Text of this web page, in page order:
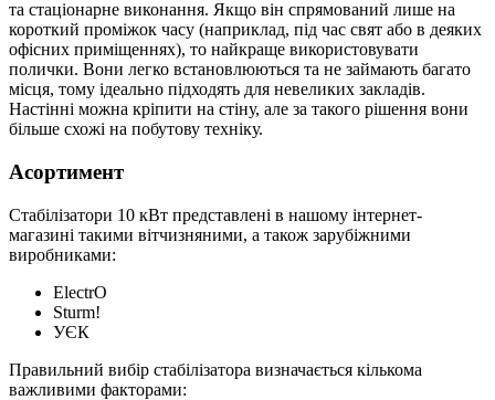
та стаціонарне виконання. Якщо він спрямований лише на
короткий проміжок часу (наприклад, під час свят або в деяких
офісних приміщеннях), то найкраще використовувати
полички. Вони легко встановлюються та не займають багато
місця, тому ідеально підходять для невеликих закладів.
Настінні можна кріпити на стіну, але за такого рішення вони
більше схожі на побутову техніку.
Асортимент
Стабілізатори 10 кВт представлені в нашому інтернет-
магазині такими вітчизняними, а також зарубіжними
виробниками:
ElectrO
Sturm!
УЄК
Правильний вибір стабілізатора визначається кількома
важливими факторами: